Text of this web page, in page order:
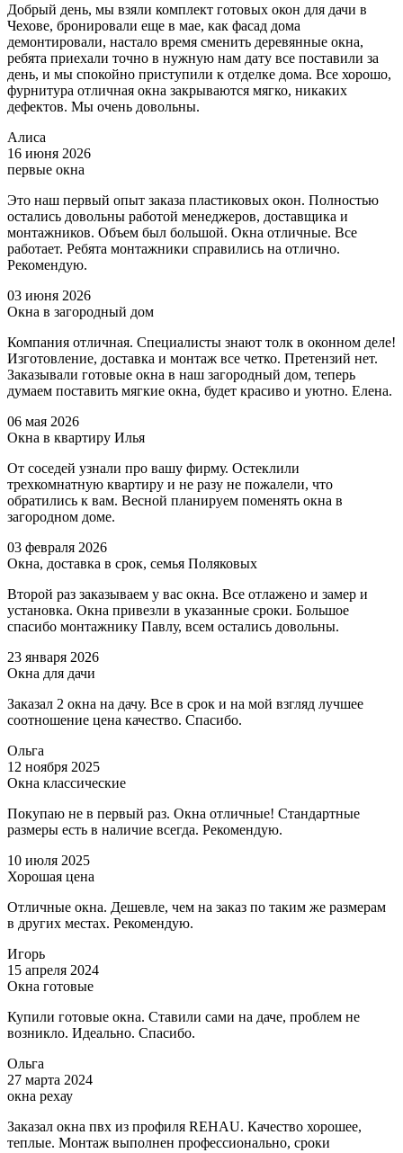
Добрый день, мы взяли комплект готовых окон для дачи в
Чехове, бронировали еще в мае, как фасад дома
демонтировали, настало время сменить деревянные окна,
ребята приехали точно в нужную нам дату все поставили за
день, и мы спокойно приступили к отделке дома. Все хорошо,
фурнитура отличная окна закрываются мягко, никаких
дефектов. Мы очень довольны.
Алиса
16 июня 2026
первые окна
Это наш первый опыт заказа пластиковых окон. Полностью
остались довольны работой менеджеров, доставщика и
монтажников. Объем был большой. Окна отличные. Все
работает. Ребята монтажники справились на отлично.
Рекомендую.
03 июня 2026
Окна в загородный дом
Компания отличная. Специалисты знают толк в оконном деле!
Изготовление, доставка и монтаж все четко. Претензий нет.
Заказывали готовые окна в наш загородный дом, теперь
думаем поставить мягкие окна, будет красиво и уютно. Елена.
06 мая 2026
Окна в квартиру Илья
От соседей узнали про вашу фирму. Остеклили
трехкомнатную квартиру и не разу не пожалели, что
обратились к вам. Весной планируем поменять окна в
загородном доме.
03 февраля 2026
Окна, доставка в срок, семья Поляковых
Второй раз заказываем у вас окна. Все отлажено и замер и
установка. Окна привезли в указанные сроки. Большое
спасибо монтажнику Павлу, всем остались довольны.
23 января 2026
Окна для дачи
Заказал 2 окна на дачу. Все в срок и на мой взгляд лучшее
соотношение цена качество. Спасибо.
Ольга
12 ноября 2025
Окна классические
Покупаю не в первый раз. Окна отличные! Стандартные
размеры есть в наличие всегда. Рекомендую.
10 июля 2025
Хорошая цена
Отличные окна. Дешевле, чем на заказ по таким же размерам
в других местах. Рекомендую.
Игорь
15 апреля 2024
Окна готовые
Купили готовые окна. Ставили сами на даче, проблем не
возникло. Идеально. Спасибо.
Ольга
27 марта 2024
окна рехау
Заказал окна пвх из профиля REHAU. Качество хорошее,
теплые. Монтаж выполнен профессионально, сроки